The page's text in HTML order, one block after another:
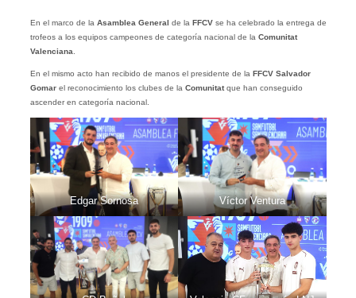
En el marco de la Asamblea General de la FFCVse ha celebrado la entrega de
trofeos a los equipos campeones de categoría nacional de la Comunitat
Valenciana
En el mismo acto han recibido de manos el presidente de la FFCV Salvador
Gomarel reconocimiento los clubes de la Comunitatque han conseguido
ascender en categoría nacional.
Edgar Sornosa Víctor Ventura